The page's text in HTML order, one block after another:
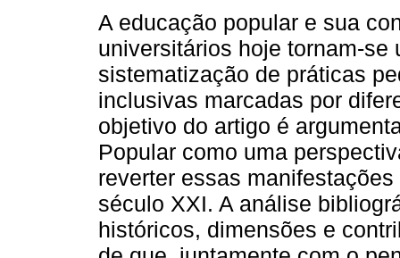
A educação popular e sua
universitários hoje tornam-
sistematização de práticas
inclusivas marcadas por
objetivo do artigo é
Popular como uma
reverter essas
século XXI. A análise
históricos, dimensões e